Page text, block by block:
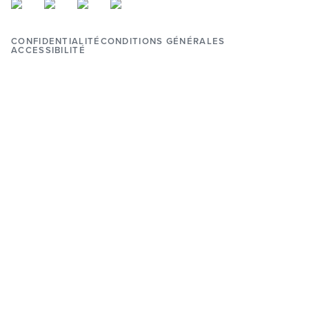
CONFIDENTIALITÉCONDITIONS GÉNÉRALES
ACCESSIBILITÉ